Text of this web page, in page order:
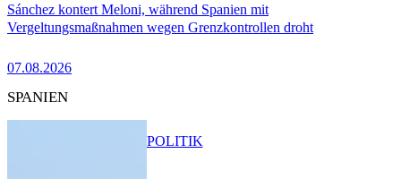
Sánchez kontert Meloni, während Spanien mit
Vergeltungsmaßnahmen wegen Grenzkontrollen droht
07.08.2026
SPANIEN
POLITIK